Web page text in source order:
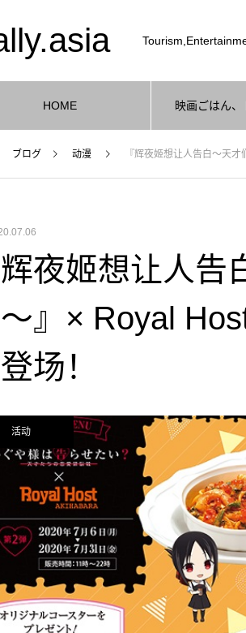
HOME 映画ごはん
ブログ 动漫 『辉夜姬想让人告白～天
辉夜姬想让人
』× Royal
场！
活动